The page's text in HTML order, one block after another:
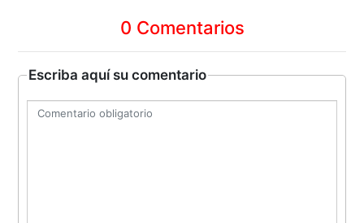
0 Comentarios
Escriba aquí su comentario